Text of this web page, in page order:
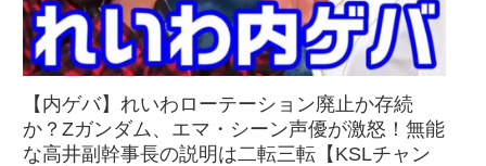
【内ゲバ】れいわローテーション廃止か存続
か？Zガンダム、エマ・シーン声優が激怒！無能
な高井副幹事長の説明は二転三転【KSLチャン